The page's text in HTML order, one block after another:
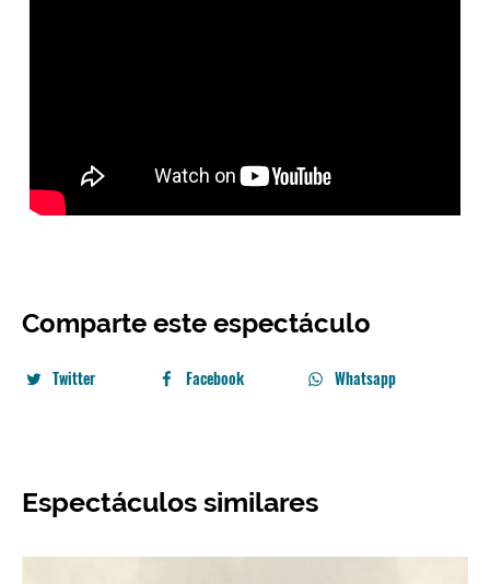
Comparte este espectáculo
Twitter Facebook Whatsapp
Espectáculos similares